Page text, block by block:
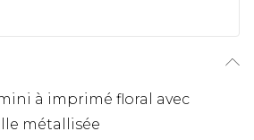
à imprimé floral avec
métallisée